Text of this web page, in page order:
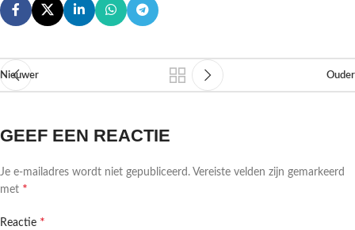
Nieuwer Ouder
GEEF EEN REACTIE
Je e-mailadres wordt niet gepubliceerd. Vereiste velden zijn gemarkeerd
met *
Reactie *